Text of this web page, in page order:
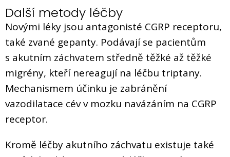
Další metody léčby
Novými léky jsou antagonisté CGRP receptoru,
také zvané gepanty. Podávají se pacientům
s akutním záchvatem středně těžké až těžké
migrény, kteří nereagují na léčbu triptany.
Mechanismem účinku je zabránění
vazodilatace cév v mozku navázáním na CGRP
receptor.
Kromě léčby akutního záchvatu existuje také